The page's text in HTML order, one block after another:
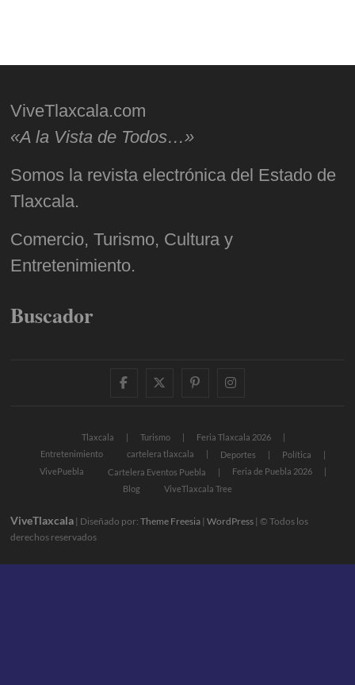
ViveTlaxcala.com
«A la Vista de Todos…»
Somos la revista electrónica del Estado de
Tlaxcala.
Comercio, Turismo, Cultura y
Entretenimiento.
Buscador
facebooktwitter
pinterestinstagram
Tlaxcala Turismo
Feria Tlaxcala 2026
Entretenimiento
cartelera tlaxcala Deportes
Política
VivePuebla
Cartelera Eventos Puebla
Feria de Puebla 2026
Blog
ViveTlaxcala Tree
ViveTlaxcala | Diseñado por:Theme Freesia |WordPress | © Todos los
derechos reservados